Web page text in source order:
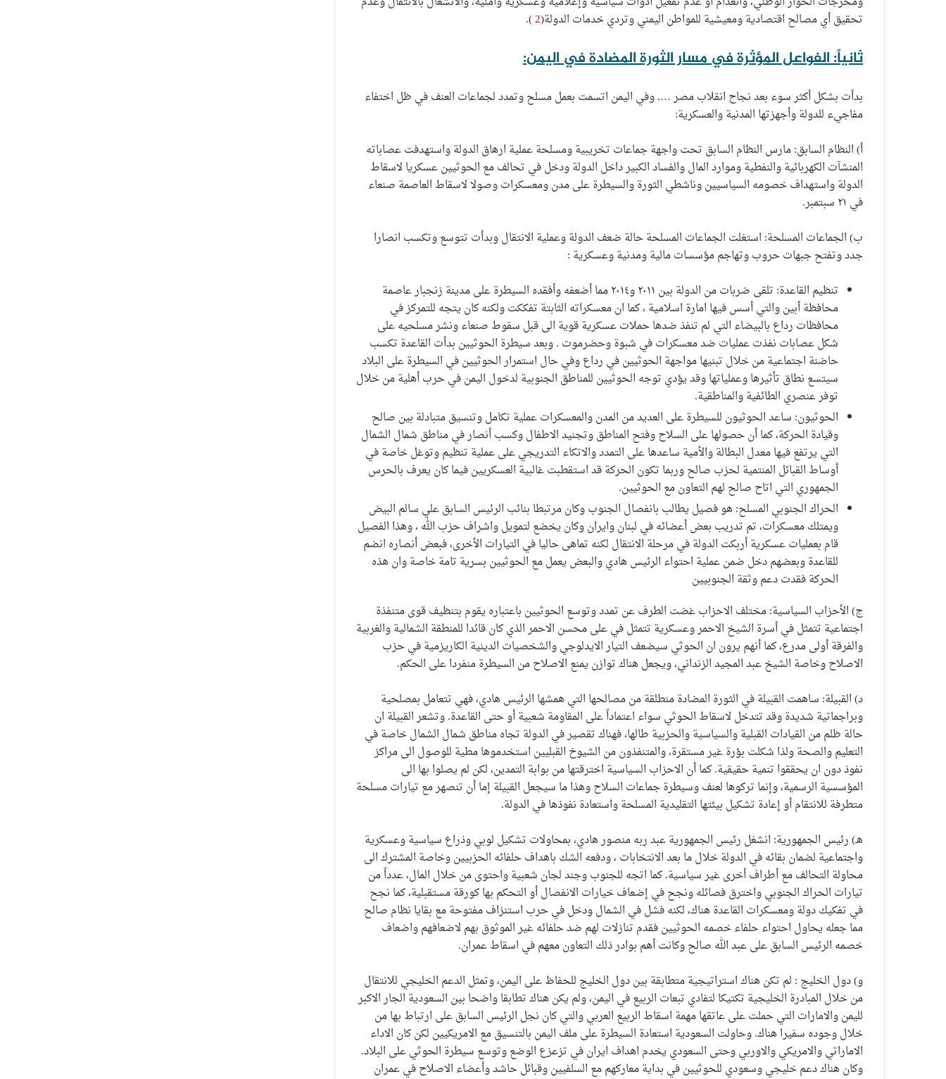
تحقيق أي مصالح اقتصادية ومعيشية للمواطن اليمني وتردي خدمات الدولة(2
).
ثانياً: الفواعل المؤثرة في مسار الثورة المضادة في اليمن:
بدأت بشكل أكثر سوء بعد نجاح انقلاب مصر …. وفي اليمن اتسمت بعمل مسلح وتمدد لجماعات العنف في ظل اختفاء
مفاجيء للدولة وأجهزتها المدنية والعسكرية:
أ) النظام السابق: مارس النظام السابق تحت واجهة جماعات تخريبية ومسلحة عملية ارهاق الدولة واستهدفت عصاباته
المنشآت الكهربائية والنفطية وموارد المال والفساد الكبير داخل الدولة ودخل في تحالف مع الحوثيين عسكريا لاسقاط
الدولة واستهداف خصومه السياسيين وناشطي الثورة والسيطرة على مدن ومعسكرات وصولا لاسقاط العاصمة صنعاء
في ٢١ سبتمبر.
ب) الجماعات المسلحة: استغلت الجماعات المسلحة حالة ضعف الدولة وعملية الانتقال وبدأت تتوسع وتكسب انصارا
جدد وتفتح جبهات حروب وتهاجم مؤسسات مالية ومدنية وعسكرية :
تنظيم القاعدة: تلقى ضربات من الدولة بين ٢٠١١ و٢٠١٤ مما أضعفه وأفقده السيطرة على مدينة زنجبار عاصمة
محافظة أبين والتي أسس فيها امارة اسلامية ، كما ان معسكراته الثابتة تفككت ولكنه كان يتجه للتمركز في
محافظات رداع بالبيضاء التي لم تنفذ ضدها حملات عسكرية قوية الى قبل سقوط صنعاء ونشر مسلحيه على
شكل عصابات نفذت عمليات ضد معسكرات في شبوة وحضرموت . وبعد سيطرة الحوثيين بدأت القاعدة تكسب
حاضنة اجتماعية من خلال تبنيها مواجهة الحوثيين في رداع وفي حال استمرار الحوثيين في السيطرة على البلاد
سيتسع نطاق تأثيرها وعملياتها وقد يؤدي توجه الحوثيين للمناطق الجنوبية لدخول اليمن في حرب أهلية من خلال
توفر عنصري الطائفية والمناطقية.
الحوثيون: ساعد الحوثيون للسيطرة على العديد من المدن والمعسكرات عملية تكامل وتنسيق متبادلة بين صالح
وقيادة الحركة، كما أن حصولها على السلاح وفتح المناطق وتجنيد الاطفال وكسب أنصار في مناطق شمال الشمال
التي يرتفع فيها معدل البطالة والأمية ساعدها على التمدد والاتكاء التدريجي على عملية تنظيم وتوغل خاصة في
أوساط القبائل المنتمية لحزب صالح وربما تكون الحركة قد استقطبت غالبية العسكريين فيما كان يعرف بالحرس
الجمهوري التي اتاح صالح لهم التعاون مع الحوثيين.
الحراك الجنوبي المسلح: هو فصيل يطالب بانفصال الجنوب وكان مرتبطا بنائب الرئيس السابق علي سالم البيض
ويمتلك معسكرات، تم تدريب بعض أعضائه في لبنان وايران وكان يخضع لتمويل واشراف حزب الله ، وهذا الفصيل
قام بعمليات عسكرية أربكت الدولة في مرحلة الانتقال لكنه تماهى حاليا في التيارات الأخرى، فبعض أنصاره انضم
للقاعدة وبعضهم دخل ضمن عملية احتواء الرئيس هادي والبعض يعمل مع الحوثيين بسرية تامة خاصة وان هذه
الحركة فقدت دعم وثقة الجنوبيين
ج) الأحزاب السياسية: مختلف الاحزاب غضت الطرف عن تمدد وتوسع الحوثيين باعتباره يقوم بتنظيف قوى متنفذة
اجتماعية تتمثل في أسرة الشيخ الاحمر وعسكرية تتمثل في على محسن الاحمر الذي كان قائدا للمنطقة الشمالية والغربية
والفرقة أولى مدرع، كما أنهم يرون ان الحوثي سيضعف التيار الايدلوجي والشخصيات الدينية الكاريزمية في حزب
الاصلاح وخاصة الشيخ عبد المجيد الزنداني، ويجعل هناك توازن يمنع الاصلاح من السيطرة منفردا على الحكم.
د) القبيلة: ساهمت القبيلة في الثورة المضادة منطلقة من مصالحها التي همشها الرئيس هادي، فهي تتعامل بمصلحية
وبراجماتية شديدة وقد تتدخل لاسقاط الحوثي سواء اعتماداً على المقاومة شعبية أو حتى القاعدة. وتشعر القبيلة ان
حالة ظلم من القيادات القبلية والسياسية والحزبية طالها، فهناك تقصير في الدولة تجاه مناطق شمال الشمال خاصة في
التعليم والصحة ولذا شكلت بؤرة غير مستقرة، والمتنفذون من الشيوخ القبليين استخدموها مطية للوصول الى مراكز
نفوذ دون ان يحققوا تنمية حقيقية. كما أن الاحزاب السياسية اخترقتها من بوابة التمدين، لكن لم يصلوا بها الى
المؤسسية الرسمية، وإنما تركوها لعنف وسيطرة جماعات السلاح وهذا ما سيجعل القبيلة إما أن تنصهر مع تيارات مسلحة
متطرفة للانتقام أو إعادة تشكيل بيئتها التقليدية المسلحة واستعادة نفوذها في الدولة.
هـ) رئيس الجمهورية: انشغل رئيس الجمهورية عبد ربه منصور هادي، بمحاولات تشكيل لوبي وذراع سياسية وعسكرية
واجتماعية لضمان بقائه في الدولة خلال ما بعد الانتخابات ، ودفعه الشك باهداف حلفائه الحزبيين وخاصة المشترك الى
محاولة التحالف مع أطراف أخرى غير سياسية. كما اتجه للجنوب وجند لجان شعبية واحتوى من خلال المال، عدداً من
تيارات الحراك الجنوبي واخترق فصائله ونجح في إضعاف خيارات الانفصال أو التحكم بها كورقة مستقبلية، كما نجح
في تفكيك دولة ومعسكرات القاعدة هناك، لكنه فشل في الشمال ودخل في حرب استنزاف مفتوحة مع بقايا نظام صالح
مما جعله يحاول احتواء حلفاء خصمه الحوثيين فقدم تنازلات لهم ضد حلفائه غير الموثوق بهم لاضعافهم واضعاف
خصمه الرئيس السابق على عبد الله صالح وكانت أهم بوادر ذلك التعاون معهم في اسقاط عمران.
و) دول الخليج : لم تكن هناك استراتيجية متطابقة بين دول الخليج للحفاظ على اليمن، وتمثل الدعم الخليجي للانتقال
من خلال المبادرة الخليجية تكتيكا لتفادي تبعات الربيع في اليمن، ولم يكن هناك تطابقا واضحا بين السعودية الجار الاكبر
لليمن والامارات التي حملت على عاتقها مهمة اسقاط الربيع العربي والتي كان نجل الرئيس السابق على ارتباط بها من
خلال وجوده سفيرا هناك. وحاولت السعودية استعادة السيطرة على ملف اليمن بالتنسيق مع الامريكيين لكن كان الاداء
الاماراتي والامريكي والاوربي وحتى السعودي يخدم اهداف ايران في تزعزع الوضع وتوسع سيطرة الحوثي على البلاد.
وكان هناك دعم خليجي وسعودي للحوثيين في بداية معاركهم مع السلفيين وقبائل حاشد وأعضاء الاصلاح في عمران